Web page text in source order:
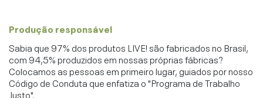
Produção responsável
Sabia que 97% dos produtos LIVE! são fabricados no Brasil,
com 94,5% produzidos em nossas próprias fábricas?
Colocamos as pessoas em primeiro lugar, guiados por nosso
Código de Conduta que enfatiza o "Programa de Trabalho
Justo".